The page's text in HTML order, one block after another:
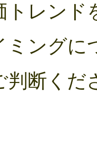
トレンド
ミングに
判断くだ